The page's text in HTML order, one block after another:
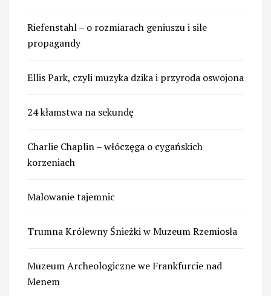
Riefenstahl – o rozmiarach geniuszu i sile
propagandy
Ellis Park, czyli muzyka dzika i przyroda oswojona
24 kłamstwa na sekundę
Charlie Chaplin – włóczęga o cygańskich
korzeniach
Malowanie tajemnic
Trumna Królewny Śnieżki w Muzeum Rzemiosła
Muzeum Archeologiczne we Frankfurcie nad
Menem